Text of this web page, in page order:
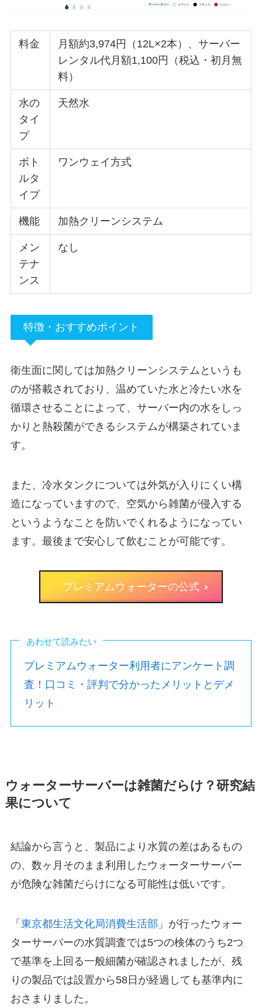
料金
月額約3,974円（12L×2本）、サーバー
レンタル代月額1,100円（税込・初月無
料）
水の
タイ
プ
天然水
ボト
ルタ
イプ
ワンウェイ方式
機能 加熱クリーンシステム
メン
テナ
ンス
なし
特徴・おすすめポイント
衛生面に関しては加熱クリーンシステムというも
のが搭載されており、温めていた水と冷たい水を
循環させることによって、サーバー内の水をしっ
かりと 熱殺菌ができる システムが構築されていま
す。
また、冷水タンクについては外気が入りにくい構
造になっていますので、空気から雑菌が侵入する
というようなことを防いでくれるようになってい
ます。最後まで安心して飲むことが可能です。
プレミアムウォーターの公式
あわせて読みたい
プレミアムウォーター利用者にアンケート調
査！口コミ・評判で分かったメリットとデメ
リット
ウォーターサーバーは雑菌だらけ？研究結
果について
結論から言うと、製品により水質の差はあるもの
の、数ヶ月そのまま利用したウォーターサーバー
が危険な雑菌だらけになる可能性は低いです。
「 東京都生活文化局消費生活部 」が行ったウォー
ターサーバーの水質調査では5つの検体のうち2つ
で基準を上回る一般細菌が確認されましたが、残
りの製品では設置から58日が経過しても基準内に
おさまりました。